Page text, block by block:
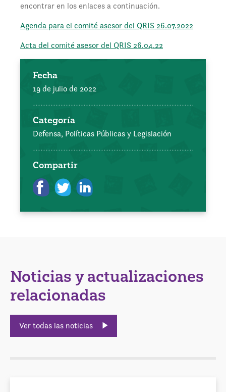
encontrar en los enlaces a continuación.
Agenda para el comité asesor del QRIS 26.07.2022
Acta del comité asesor del QRIS 26.04.22
Fecha
19 de julio de 2022
Categoría
Defensa, Políticas Públicas y Legislación
Compartir
Noticias y actualizaciones
relacionadas
Ver todas las noticias